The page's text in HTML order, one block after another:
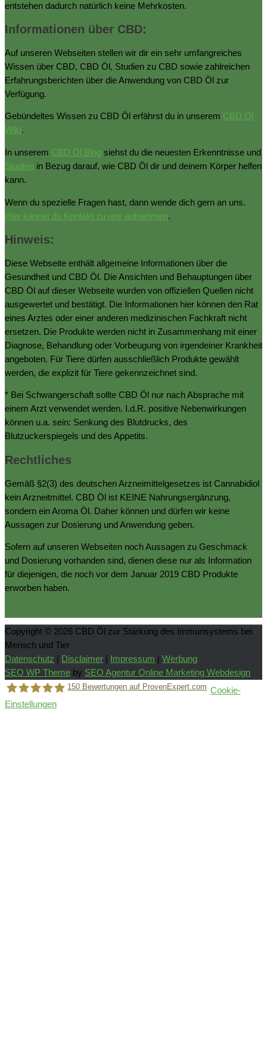
entstehen dadurch natürlich keine Mehrkosten.
Informationen über CBD:
Auf unseren Webseiten stellen wir dir ein sehr umfangreiches
Wissen über CBD, CBD Öl, Studien zu CBD sowie zahlreichen
Erfahrungsberichten über die Anwendung von CBD Öl zur
Verfügung.
Gebündeltes Wissen zu CBD Öl erfährst du in unserem CBD Öl
Wiki.
In unserem CBD Öl Blog siehst du die neuesten Erkenntnisse und
Studien in Bezug darauf, wie CBD Öl dir und deinem Körper helfen
kann.
Wenn du spezielle Fragen hast, dann wende dich gern an uns.
Hier kannst du Kontakt zu uns aufnehmen.
Hinweis:
Diese Webseite enthält allgemeine Informationen über die
Gesundheit und CBD Öl. Die Ansichten und Behauptungen über
CBD Öl auf dieser Webseite wurden von offiziellen Quellen nicht
ausgewertet und bestätigt. Die Informationen hier können den Rat
eines Arztes oder einer anderen medizinischen Fachkraft nicht
ersetzen. Die Produkte werden nicht in Zusammenhang mit einer
Diagnose, Behandlung oder Vorbeugung von irgendeiner Krankheit
angeboten. Für Tiere dürfen ausschließlich Produkte gewählt
werden, die explizit für Tiere gekennzeichnet sind.
* Bei Schwangerschaft sollte CBD Öl nur nach Absprache mit
einem Arzt verwendet werden. I.d.R. positive Nebenwirkungen
können u.a. sein: Senkung des Blutdrucks, des
Blutzuckerspiegels und des Appetits.
Rechtliches
Gemäß §2(3) des deutschen Arzneimittelgesetzes ist Cannabidiol
kein Arzneitmittel. CBD Öl ist KEINE Nahrungsergänzung,
sondern ein Aroma Öl. Daher können und dürfen wir keine
Aussagen zur Dosierung und Anwendung geben.
Sofern auf unseren Webseiten noch Aussagen zu Geschmack
und Dosierung vorhanden sind, dienen diese nur als Information
für diejenigen, die noch vor dem Januar 2019 CBD Produkte
erworben haben.
Copyright © 2026 CBD Öl zur Stärkung des Immunsystems bei
Mensch und Tier
Datenschutz
Disclaimer Impressum
Werbung
SEO WP Theme by SEO Agentur Online Marketing Webdesign
150 Bewertungen auf ProvenExpert.com Cookie-
Einstellungen